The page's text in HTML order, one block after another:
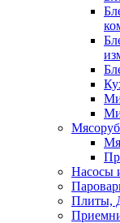
Насосы
Плиты,